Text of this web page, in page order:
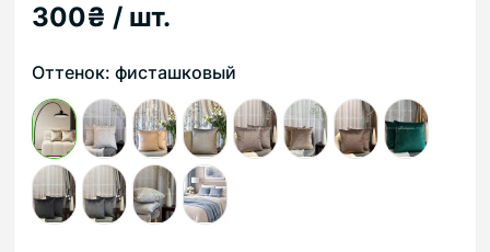
300₴ / шт.
Оттенок: фисташковый